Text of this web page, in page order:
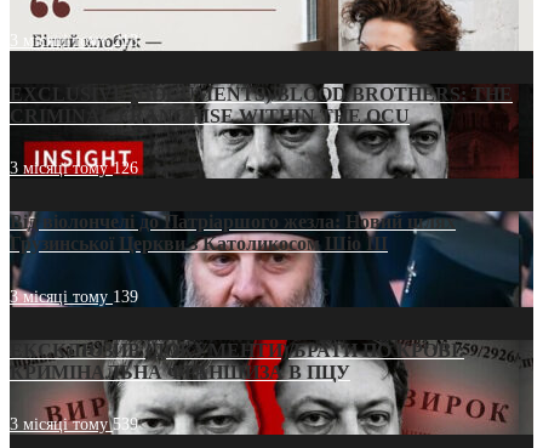
3 місяці тому213
EXCLUSIVE (DOCUMENTS)/BLOOD BROTHERS: THE
CRIMINAL FRANCHISE WITHIN THE OCU
3 місяці тому126
Від віолончелі до Патріаршого жезла: Новий шлях
Грузинської Церкви з Католикосом Шіо III
3 місяці тому 139
ЕКСКЛЮЗИВ (ДОКУМЕНТИ)/БРАТИ ПО КРОВІ:
КРИМІНАЛЬНА ФРАНШИЗА В ПЦУ
3 місяці тому539